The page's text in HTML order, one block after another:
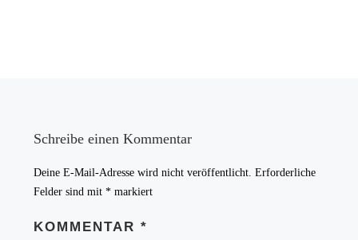
Schreibe einen Kommentar
Deine E-Mail-Adresse wird nicht veröffentlicht. Erforderliche
Felder sind mit* markiert
KOMMENTAR*